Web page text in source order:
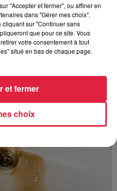
"Accepter et fermer", ou affiner en
dans "Gérer mes choix".
sur "Continuer sans
que pour ce site. Vous
votre consentement à tout
situé en bas de chaque page.
choix
et fermer